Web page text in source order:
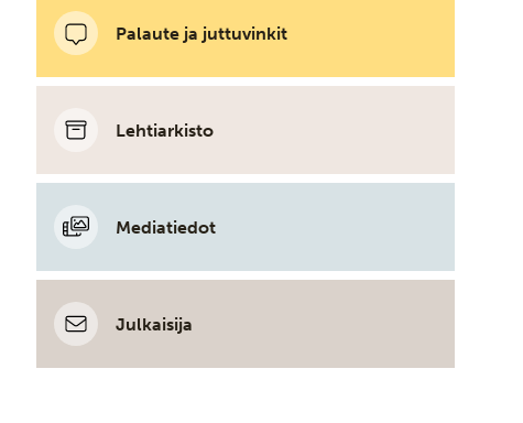
Palaute ja juttuvinkit
Lehtiarkisto
Mediatiedot
Julkaisija